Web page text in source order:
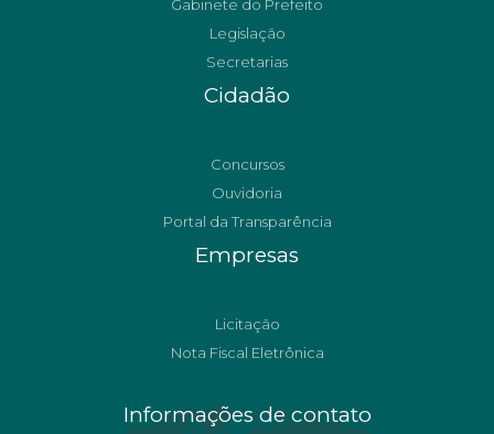
Gabinete do Prefeito
Legislação
Secretarias
Cidadão
Concursos
Ouvidoria
Portal da Transparência
Empresas
Licitação
Nota Fiscal Eletrônica
Informações de contato